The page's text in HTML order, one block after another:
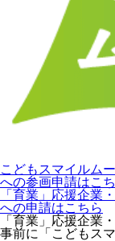
こどもスマイルム
への参画申請はこ
「育業」応援企業
への申請はこちら
「育業」応援企業
事前に「こどもス